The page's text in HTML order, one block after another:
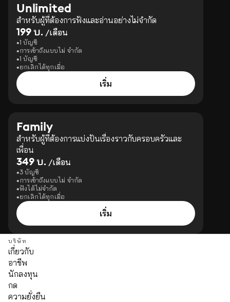
Unlimited
สำหรับผู้ที่ต้องการฟังและอ่านอย่างไม่จำกัด
199 บ. /เดือน
1 บัญชี
การเข้าถึงแบบไม่ จำกัด
1 บัญชี
ยกเลิกได้ทุกเมื่อ
เริ่ม
Family
สำหรับผู้ที่ต้องการแบ่งปันเรื่องราวกับครอบครัวและ
เพื่อน
349 บ. /เดือน
3 บัญชี
การเข้าถึงแบบไม่ จำกัด
ฟังได้ไม่จำกัด
ยกเลิกได้ทุกเมื่อ
เริ่ม
บริษัท
เกี่ยวกับ
อาชีพ
นักลงทุน
กด
ความยั่งยืน